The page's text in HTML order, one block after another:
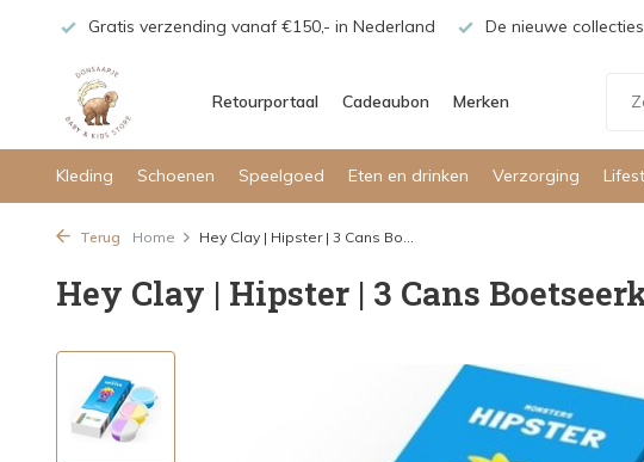
Gratis verzending vanaf €150,- in Nederland De nieuwe
Retourportaal Cadeaubon Merken
Kleding Schoenen Speelgoed Eten en drinken Verzorging
Terug Home Hey Clay | Hipster | 3 Cans Bo...
Hey Clay | Hipster | 3 Cans